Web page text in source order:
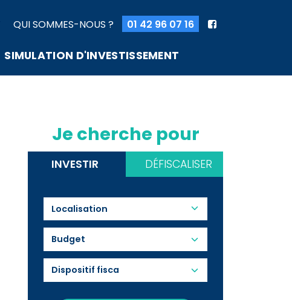
QUI SOMMES-NOUS ? 01 42 96 07 16
SIMULATION D'INVESTISSEMENT
Je cherche pour
INVESTIR DÉFISCALISER
Budget